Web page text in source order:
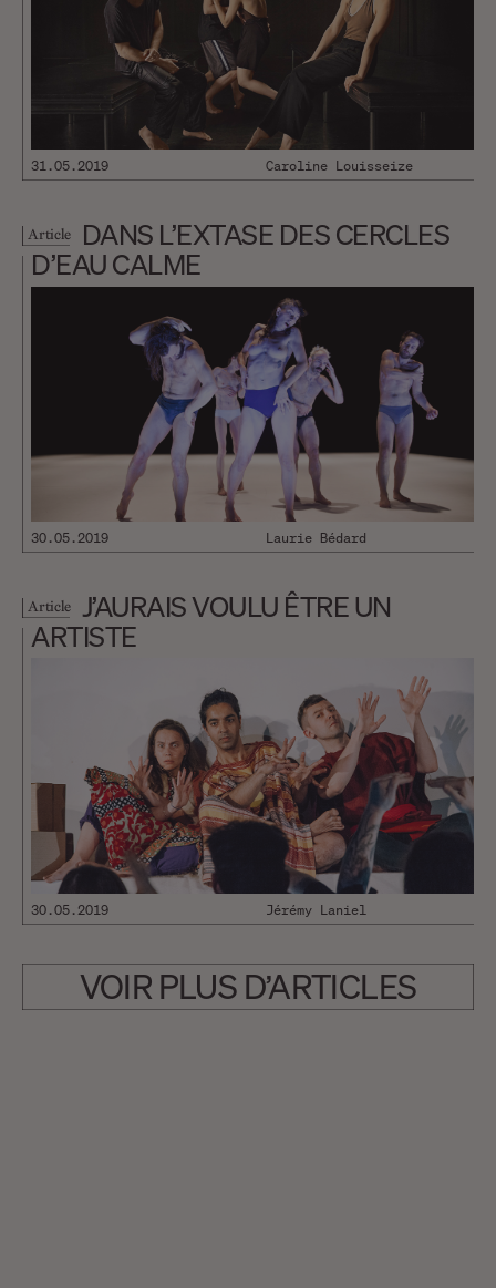
31.05.2019 Caroline Louisseize
Article
DANS L’EXTASE DES CERCLES
D’EAU CALME
30.05.2019 Laurie Bédard
Article J’AURAIS VOULU ÊTRE UN
ARTISTE
30.05.2019 Jérémy Laniel
VOIR PLUS D’ARTICLES